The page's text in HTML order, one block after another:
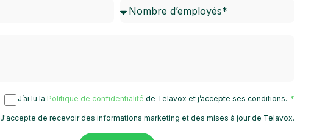
J’ai lu la Politique de confidentialité de Telavox et j’accepte ses conditions.
J'accepte de recevoir des informations marketing et des mises à jour de Telavox.